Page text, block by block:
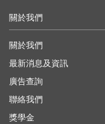
關於我們
關於我們
最新消息及資訊
廣告查詢
聯絡我們
獎學金